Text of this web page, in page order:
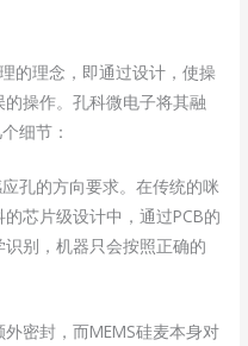
的理念，即通过设计，使操
操作。孔科微电子将其融
细节：
孔的方向要求。在传统的咪
芯片级设计中，通过PCB的
别，机器只会按照正确的
密封，而MEMS硅麦本身对